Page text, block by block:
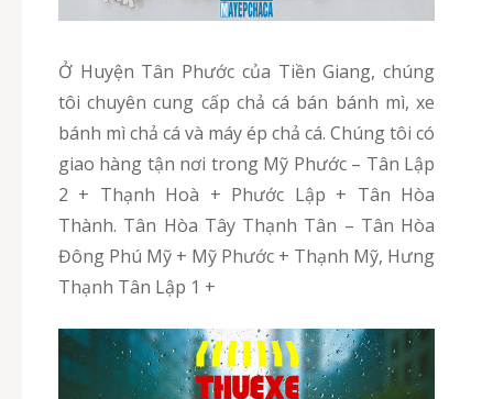
Ở Huyện Tân Phước của Tiền Giang, chúng
tôi chuyên cung cấp chả cá bán bánh mì, xe
bánh mì chả cá và máy ép chả cá. Chúng tôi có
giao hàng tận nơi trong Mỹ Phước – Tân Lập
2 + Thạnh Hoà + Phước Lập + Tân Hòa
Thành. Tân Hòa Tây Thạnh Tân – Tân Hòa
Đông Phú Mỹ + Mỹ Phước + Thạnh Mỹ, Hưng
Thạnh Tân Lập 1 +